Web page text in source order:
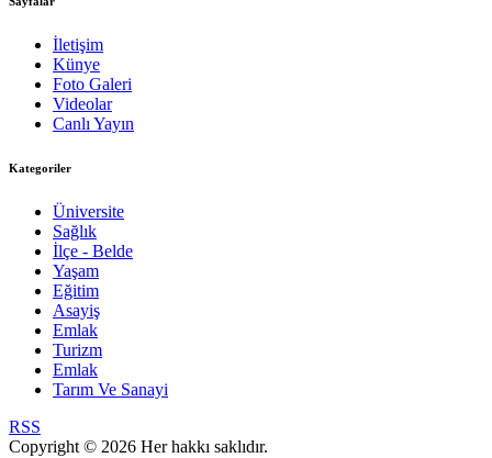
İletişim
Künye
Foto Galeri
Videolar
Canlı Yayın
Kategoriler
Üniversite
Sağlık
İlçe - Belde
Yaşam
Eğitim
Asayiş
Emlak
Turizm
Emlak
Tarım Ve Sanayi
RSS
Copyright © 2026 Her hakkı saklıdır.